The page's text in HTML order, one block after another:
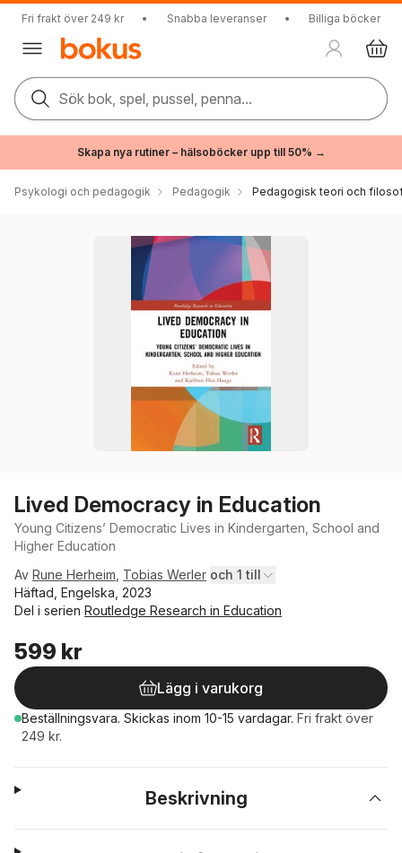
Fri frakt över 249 kr • Snabba leveranser • Billiga böcker
Sök bok, spel, pussel, penna...
Skapa nya rutiner – hälsoböcker upp till 50% →
Psykologi och pedagogik Pedagogik Pedagogisk teori och
Lived Democracy in Education
Young Citizens’ Democratic Lives in Kindergarten, School and
Higher Education
Av Rune Herheim Tobias Werler och 1 till
Häftad, Engelska, 2023
Del i serien Routledge Research in Education
599 kr
Lägg i varukorg
Beställningsvara. Skickas inom 10-15 vardagar. Fri frakt över
249 kr.
Beskrivning